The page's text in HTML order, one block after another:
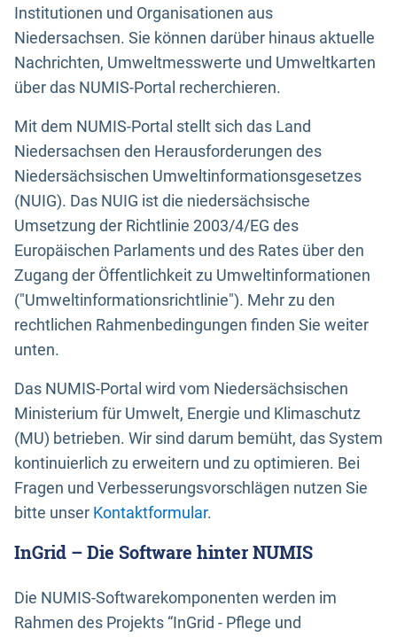
Institutionen und Organisationen aus
Niedersachsen. Sie können darüber hinaus aktuelle
Nachrichten, Umweltmesswerte und Umweltkarten
über das NUMIS-Portal recherchieren.
Mit dem NUMIS-Portal stellt sich das Land
Niedersachsen den Herausforderungen des
Niedersächsischen Umweltinformationsgesetzes
(NUIG). Das NUIG ist die niedersächsische
Umsetzung der Richtlinie 2003/4/EG des
Europäischen Parlaments und des Rates über den
Zugang der Öffentlichkeit zu Umweltinformationen
("Umweltinformationsrichtlinie"). Mehr zu den
rechtlichen Rahmenbedingungen finden Sie weiter
unten.
Das NUMIS-Portal wird vom Niedersächsischen
Ministerium für Umwelt, Energie und Klimaschutz
(MU) betrieben. Wir sind darum bemüht, das System
kontinuierlich zu erweitern und zu optimieren. Bei
Fragen und Verbesserungsvorschlägen nutzen Sie
bitte unser Kontaktformular.
InGrid – Die Software hinter NUMIS
Die NUMIS-Softwarekomponenten werden im
Rahmen des Projekts “InGrid - Pflege und